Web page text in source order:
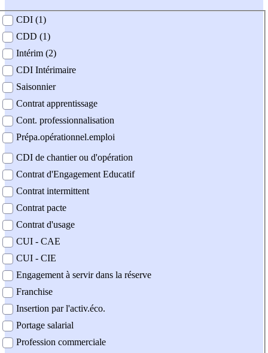
contrat
CDI (1)
CDD (1)
Intérim (2)
CDI Intérimaire
Saisonnier
Contrat apprentissage
Cont. professionnalisation
Prépa.opérationnel.emploi
CDI de chantier ou d'opération
Contrat d'Engagement Educatif
Contrat intermittent
Contrat pacte
Contrat d'usage
CUI - CAE
CUI - CIE
Engagement à servir dans la réserve
Franchise
Insertion par l'activ.éco.
Portage salarial
Profession commerciale